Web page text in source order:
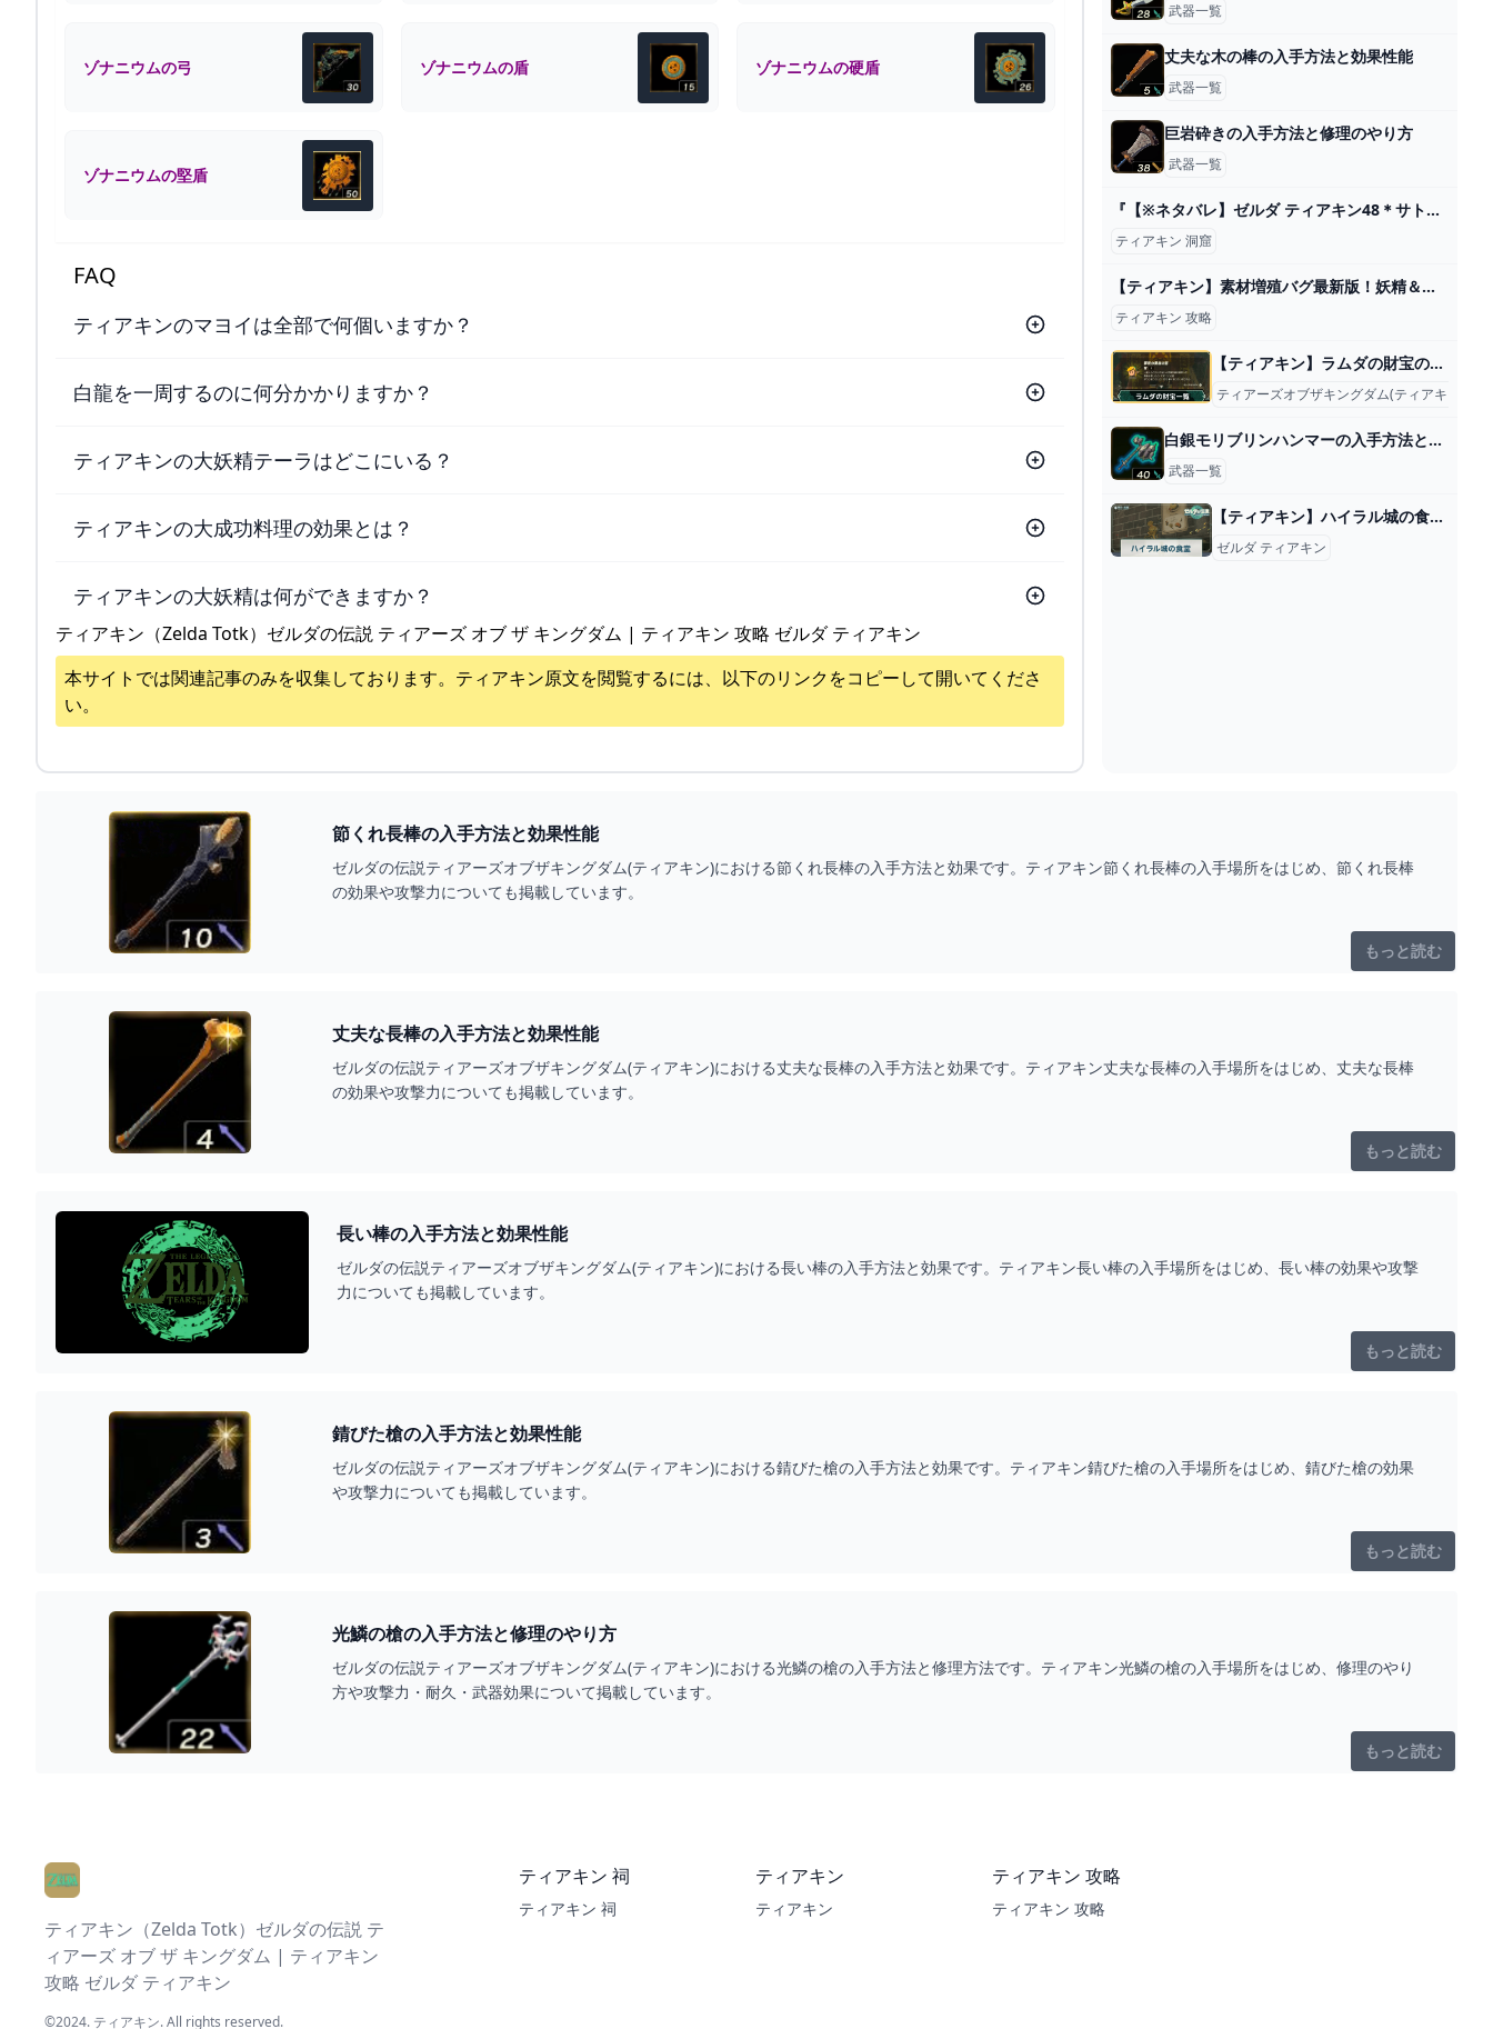
ゾナニウムの弓 ゾナニウムの盾 ゾナニウムの硬盾
ゾナニウムの堅盾
FAQ
ティアキンのマヨイは全部で何個いますか？
白龍を一周するのに何分かかりますか？
ティアキンの大妖精テーラはどこにいる？
ティアキンの大成功料理の効果とは？
ティアキンの大妖精は何ができますか？
ティアキン（Zelda Totk）ゼルダの伝説 ティアーズ オブ ザ キングダム | ティアキン 攻略 ゼルダ ティアキン
本サイトでは関連記事のみを収集しております。 ティアキン原文を閲覧するには、以下のリンクをコピーして開いてくださ
い。
武器一覧
丈夫な木の棒の入手方法と効果性能
武器一覧
巨岩砕きの入手方法と修理のやり方
武器一覧
『【※ネタバレ】ゼルダ ティアキン48＊サトリ山に行ってきた』
ティアキン 洞窟
【ティアキン】素材増殖バグ最新版！妖精＆生き物も超簡単に増やせる！完全上位互換！【ゼルダの伝説ティアーズオブザキングダム】 - YouTube
ティアキン 攻略
【ティアキン】ラムダの財宝の入手場所一覧【ゼルダの伝説ティアーズオブザキングダム】
ティアーズオブザキングダム(ティアキン)攻略
白銀モリブリンハンマーの入手方法と効果性能
武器一覧
【ティアキン】ハイラル城の食堂の場所と行き方【ゼルダの伝説ティアーズオブザキングダム】 - 神ゲー攻略
ゼルダ ティアキン
節くれ長棒の入手方法と効果性能
ゼルダの伝説ティアーズオブザキングダム(ティアキン)における節くれ長棒の入手方法と効果です。ティアキン節くれ長棒の入手場所をはじめ、節くれ長棒
の効果や攻撃力についても掲載しています。
もっと読む
丈夫な長棒の入手方法と効果性能
ゼルダの伝説ティアーズオブザキングダム(ティアキン)における丈夫な長棒の入手方法と効果です。ティアキン丈夫な長棒の入手場所をはじめ、丈夫な長棒
の効果や攻撃力についても掲載しています。
もっと読む
長い棒の入手方法と効果性能
ゼルダの伝説ティアーズオブザキングダム(ティアキン)における長い棒の入手方法と効果です。ティアキン長い棒の入手場所をはじめ、長い棒の効果や攻撃
力についても掲載しています。
もっと読む
錆びた槍の入手方法と効果性能
ゼルダの伝説ティアーズオブザキングダム(ティアキン)における錆びた槍の入手方法と効果です。ティアキン錆びた槍の入手場所をはじめ、錆びた槍の効果
や攻撃力についても掲載しています。
もっと読む
光鱗の槍の入手方法と修理のやり方
ゼルダの伝説ティアーズオブザキングダム(ティアキン)における光鱗の槍の入手方法と修理方法です。ティアキン光鱗の槍の入手場所をはじめ、修理のやり
方や攻撃力・耐久・武器効果について掲載しています。
もっと読む
ティアキン（Zelda Totk）ゼルダの伝説 テ
ィアーズ オブ ザ キングダム | ティアキン
攻略 ゼルダ ティアキン
ティアキン 祠
ティアキン 祠
ティアキン
ティアキン
ティアキン 攻略
ティアキン 攻略
©2024. ティアキン. All rights reserved.